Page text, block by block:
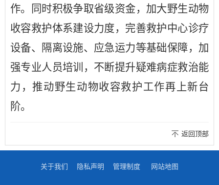
作。同时积极争取省级资金，加大野生动物
收容救护体系建设力度，完善救护中心诊疗
设备、隔离设施、应急运力等基础保障，加
强专业人员培训，不断提升疑难病症救治能
力，推动野生动物收容救护工作再上新台
阶。
返回顶部
关于我们 隐私声明 管理制度 网站地图